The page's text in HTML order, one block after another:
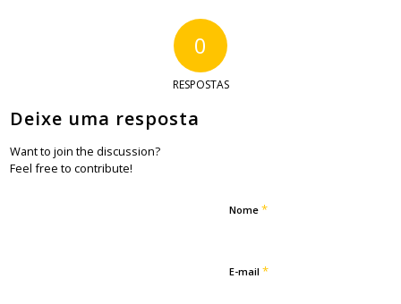
0
RESPOSTAS
Deixe uma resposta
Want to join the discussion?
Feel free to contribute!
Nome*
E-mail*